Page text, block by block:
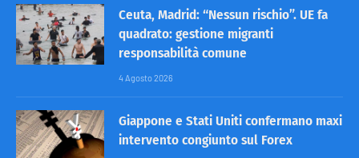
Ceuta, Madrid: “Nessun rischio”. UE fa
quadrato: gestione migranti
responsabilità comune
4 Agosto 2026
Giappone e Stati Uniti confermano maxi
intervento congiunto sul Forex